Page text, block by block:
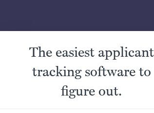
The easiest applicant
tracking software to
figure out.